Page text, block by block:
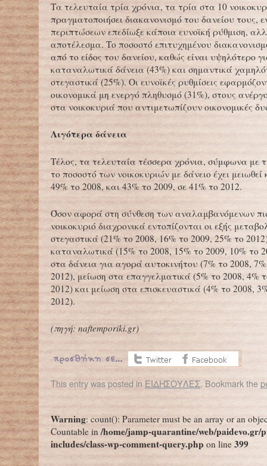
Τα τελευταία τρία χρόνια, τα τρία στα 10
πραγματοποιήσει διακανονισμό του δανείου τους,
περιπτώσεων επεδίωξε κάποια ευνοϊκή ρύθμιση,
αποτέλεσμα. Το ποσοστό επιτυχημένου
από το είδος του δανείου, καθώς είναι υψηλότερο
καταναλωτικά δάνεια (43%) και σημαντικά
στεγαστικά (25%). Οι ευνοϊκές ρυθμίσεις
οικονομικά μη ενεργό πληθυσμό (31%), στους
στα νοικοκυριά που αντιμετωπίζουν οικονομικές
Λιγότερα δάνεια
Τέλος, τα τελευταία τέσσερα χρόνια, σύμφωνα με
το ποσοστό των νοικοκυριών με δάνειο έχει
49% το 2008, και 43% το 2009, σε 41% το 2012.
Όσον αφορά στη σύνθεση των αναλαμβανόμενων
νοικοκυριό διαχρονικά εντοπίζονται οι εξής
στεγαστικά (21% το 2008, 16% το 2009, 25% το
καταναλωτικά (15% το 2008, 15% το 2009, 10% το
στα δάνεια για αγορά αυτοκινήτου (7% το 2008,
2012), μείωση στα επαγγελματικά (5% το 2008, 4%
2012) και μείωση στα επισκευαστικά (4% το 2008,
2012).
(πηγή: naftemporiki.gr)
This entry was posted in ΕΙΔΗΣΟΥΛΕΣ. Bookmark the
Eurostat: Το 31% των Ελλήνων αντιμέτωπο με τον κίνδυνο της φτώχειας
Warning: count(): Parameter must be an array or an
Countable in/home/jamp-quarantine/web/paidevo.gr/
includes/class-wp-comment-query.php on line 399